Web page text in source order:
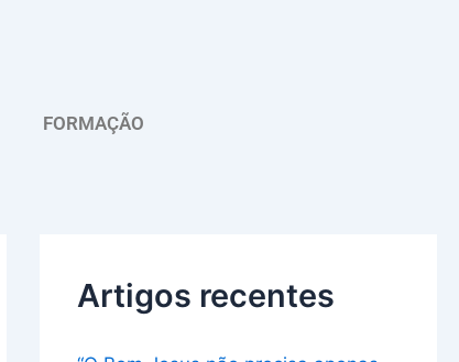
FORMAÇÃO
Artigos recentes
u